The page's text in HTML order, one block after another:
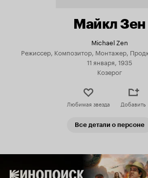
Майкл Зен
Michael Zen
Режиссер, Композитор, Монтажер,
11 января, 1935
Козерог
Любимая звезда Добавить
Все детали о персоне